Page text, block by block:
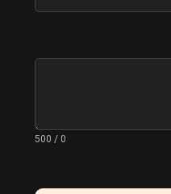
0 / 500